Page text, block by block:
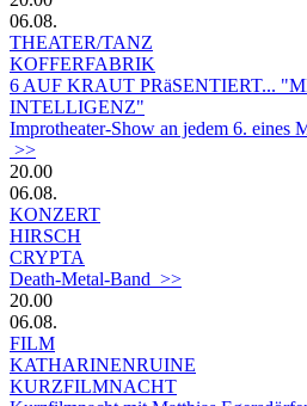
06.08.
THEATER/TANZ
KOFFERFABRIK
6 AUF KRAUT PRäSENTIERT...
INTELLIGENZ"
Improtheater-Show an jedem 6. eines
>>
20.00
06.08.
KONZERT
HIRSCH
CRYPTA
Death-Metal-Band >>
20.00
06.08.
FILM
KATHARINENRUINE
KURZFILMNACHT